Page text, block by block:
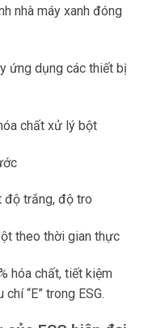
nhà máy xanh đóng
ứng dụng các thiết bị
chất xử lý bột
độ trắng, độ tro
theo thời gian thực
hóa chất, tiết kiệm
“E” trong ESG.